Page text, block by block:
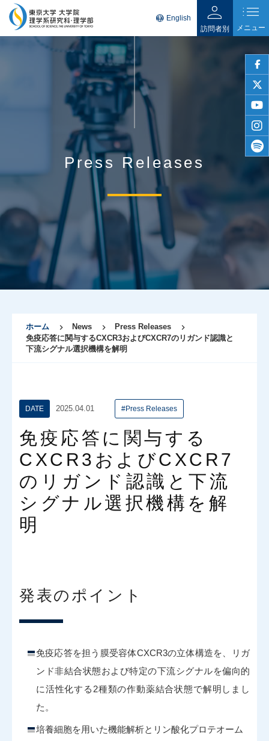
twitter
language English person
訪問者別
list
メニュー
Press Releases
ホーム News
Press Releases
免疫応答に関与するCXCR3およびCXCR7のリガンド認識と
下流シグナル選択機構を解明
DATE 2025.04.01 #Press Releases
免疫応答に関与する
CXCR3およびCXCR7
のリガンド認識と下流
シグナル選択機構を解
明
発表のポイント
免疫応答を担う膜受容体CXCR3の立体構造を、リガ
ンド非結合状態および特定の下流シグナルを偏向的
に活性化する2種類の作動薬結合状態で解明しまし
た。
培養細胞を用いた機能解析とリン酸化プロテオーム